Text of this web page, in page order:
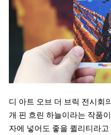
디 아트 오브 더 브릭 전시회
개 핀 흐린 하늘이라는 작품
자에 넣어도 좋을 퀼리티라